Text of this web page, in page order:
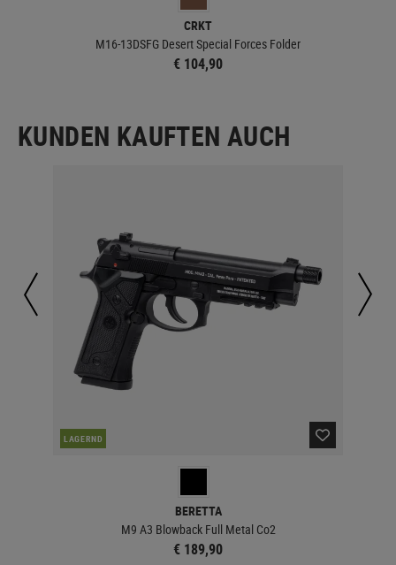
CRKT
M16-13DSFG Desert Special Forces Folder
€ 104,90
KUNDEN KAUFTEN AUCH
LAGERND
BERETTA
M9 A3 Blowback Full Metal Co2
€ 189,90